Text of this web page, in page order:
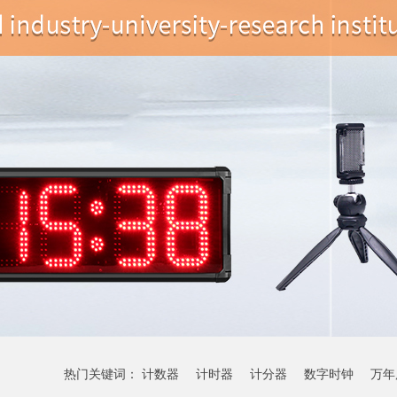
热门关键词： 计数器 计时器 计分器 数字时钟 万